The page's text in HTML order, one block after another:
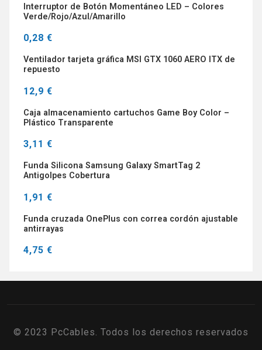
Interruptor de Botón Momentáneo LED – Colores
Verde/Rojo/Azul/Amarillo
0,28 €
Ventilador tarjeta gráfica MSI GTX 1060 AERO ITX de
repuesto
12,9 €
Caja almacenamiento cartuchos Game Boy Color –
Plástico Transparente
3,11 €
Funda Silicona Samsung Galaxy SmartTag 2
Antigolpes Cobertura
1,91 €
Funda cruzada OnePlus con correa cordón ajustable
antirrayas
4,75 €
© 2023 PcCables. Todos los derechos reservados